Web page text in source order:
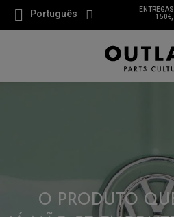
Português
150€,
O PRODUTO